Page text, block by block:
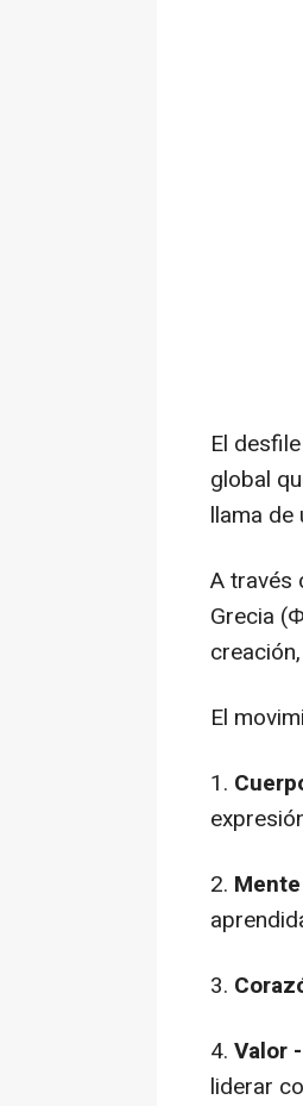
El
global
llama de
A través
Grecia
El
1.
2.
3.
4. Valor
liderar